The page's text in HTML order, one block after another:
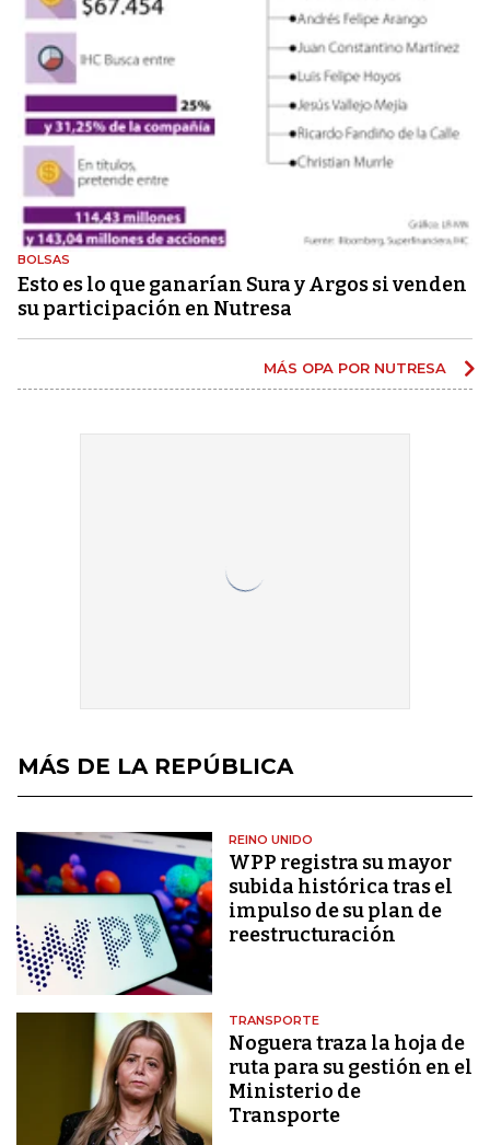
BOLSAS
Esto es lo que ganarían Sura y Argos si venden
su participación en Nutresa
MÁS OPA POR NUTRESA
MÁS DE LA REPÚBLICA
REINO UNIDO
WPP registra su mayor
subida histórica tras el
impulso de su plan de
reestructuración
TRANSPORTE
Noguera traza la hoja de
ruta para su gestión en el
Ministerio de
Transporte